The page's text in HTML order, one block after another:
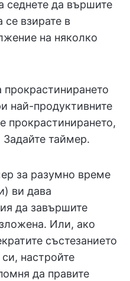
седнете да вършите
се взирате в
на няколко
най-продуктивните
прокрастинирането,
Задайте таймер.
за разумно време
ви дава
да завършите
Или, ако
състезанието
настройте
да правите